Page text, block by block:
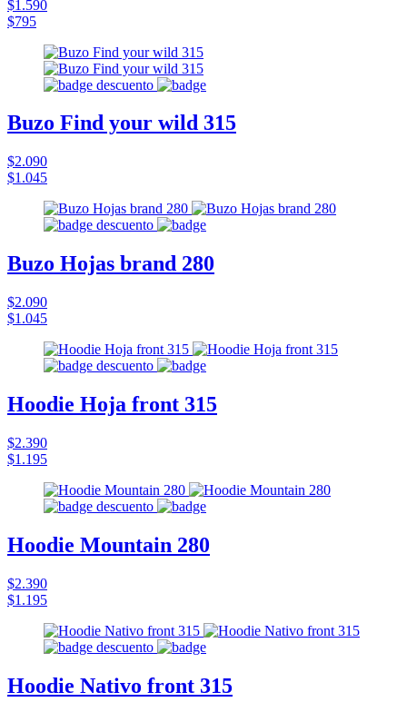
$1.590
$795
Buzo Find your wild 315
$2.090
$1.045
Buzo Hojas brand 280
$2.090
$1.045
Hoodie Hoja front 315
$2.390
$1.195
Hoodie Mountain 280
$2.390
$1.195
Hoodie Nativo front 315